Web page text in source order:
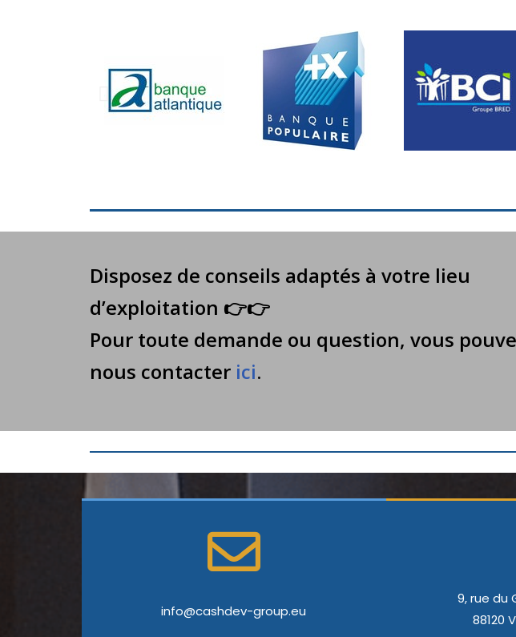
Disposez de conseils adaptés à votre lieu
d’exploitation 👉👉
Pour toute demande ou question, vous
nous contacter ici.
info@cashdev-group.eu
9, rue du
88120